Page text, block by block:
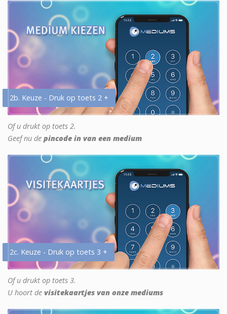
2b. Keuze - Druk op toets 2 +
Of u drukt op toets 2.
Geef nu de pincode in van een medium
2c. Keuze - Druk op toets 3 +
Of u drukt op toets 3.
U hoort de visitekaartjes van onze mediums